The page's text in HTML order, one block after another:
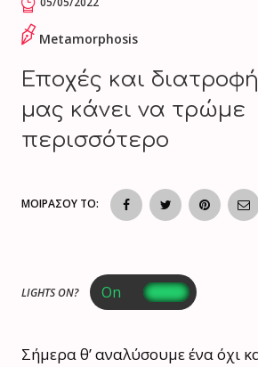
Metamorphosis
Εποχές και
μας κάνει να τρώμε
περισσότερο
ΜΟΙΡΑΣΟΥ ΤΟ:
LIGHTS ON?
Σήμερα θ’ αναλύσουμε ένα όχι